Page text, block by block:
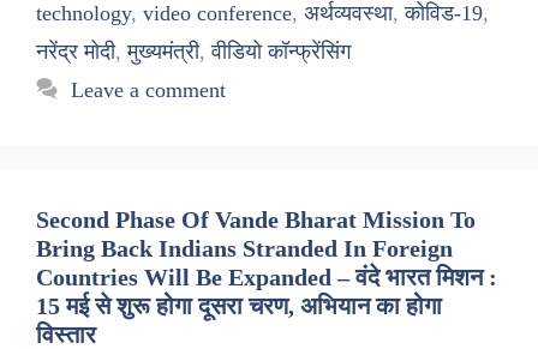
technology, video conference, अर्थव्यवस्था,कोविड-19,
नरेंद्र मोदी,मुख्यमंत्री,वीडियो कॉन्फ्रेंसिंग
Leave a comment
Second Phase Of Vande Bharat Mission To
Bring Back Indians Stranded In Foreign
Countries Will Be Expanded – वंदे भारत मिशन :
15 मई से शुरू होगा दूसरा चरण, अभियान का होगा
विस्तार